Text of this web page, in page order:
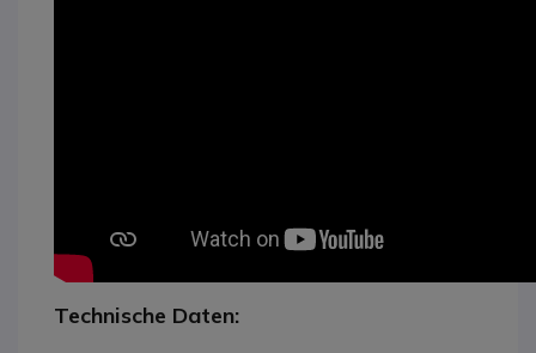
Technische Daten: